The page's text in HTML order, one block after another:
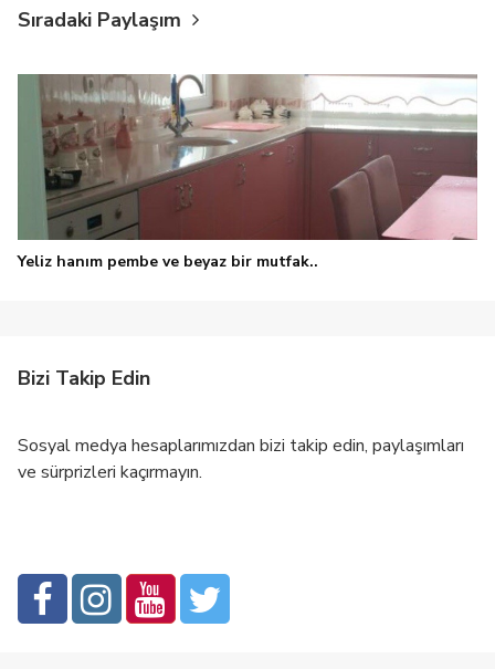
Sıradaki Paylaşım
Yeliz hanım pembe ve beyaz bir mutfak..
Bizi Takip Edin
Sosyal medya hesaplarımızdan bizi takip edin, paylaşımları
ve sürprizleri kaçırmayın.